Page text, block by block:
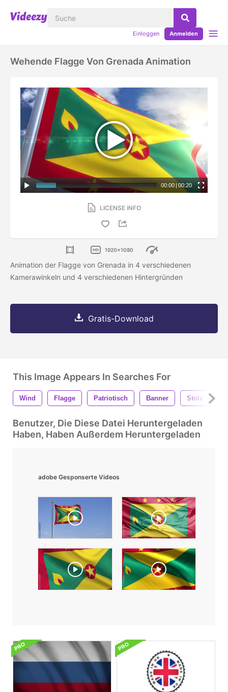
Einloggen Anmelden
Wehende Flagge Von Grenada Animation
00:00 | 00:20
LICENSE INFO
1920x1080
Animation der Flagge von Grenada in 4 verschiedenen
Kamerawinkeln und 4 verschiedenen Hintergründen
Gratis-Download
This Image Appears In Searches For
Wind Flagge Patriotisch Banner Stolz
Benutzer, Die Diese Datei Heruntergeladen
Haben, Haben Außerdem Heruntergeladen
adobe Gesponserte Videos